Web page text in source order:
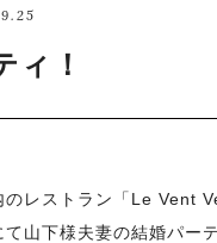
ィ！
のレストラン「Le Vent
て山下様夫妻の結婚パー